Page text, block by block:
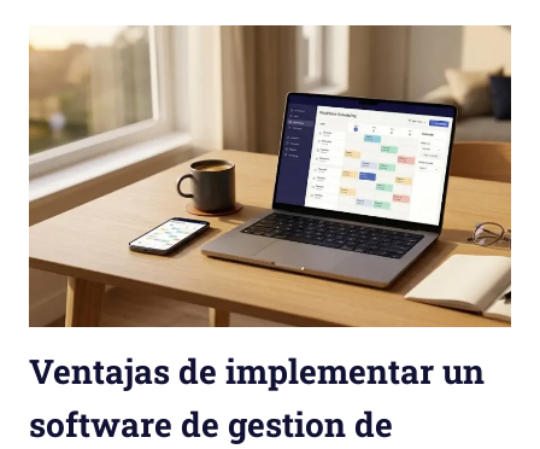
Ventajas de implementar un
software de gestion de